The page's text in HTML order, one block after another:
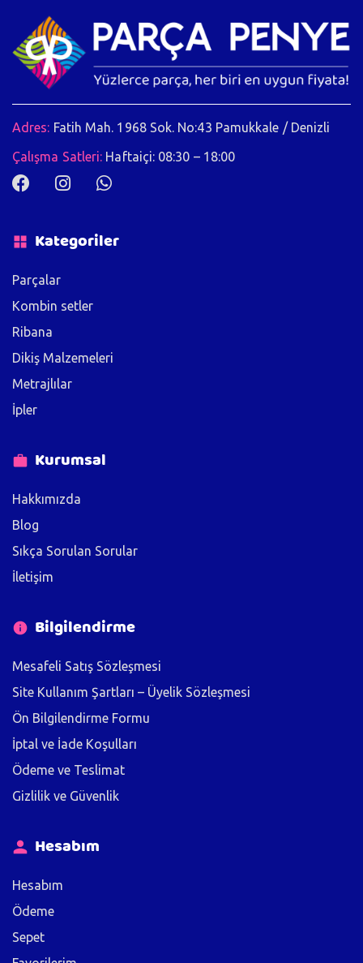
Adres: Fatih Mah. 1968 Sok. No:43 Pamukkale / Denizli
Çalışma Satleri: Haftaiçi: 08:30 – 18:00
Kategoriler
Parçalar
Kombin setler
Ribana
Dikiş Malzemeleri
Metrajlılar
İpler
Kurumsal
Hakkımızda
Blog
Sıkça Sorulan Sorular
İletişim
Bilgilendirme
Mesafeli Satış Sözleşmesi
Site Kullanım Şartları – Üyelik Sözleşmesi
Ön Bilgilendirme Formu
İptal ve İade Koşulları
Ödeme ve Teslimat
Gizlilik ve Güvenlik
Hesabım
Hesabım
Ödeme
Sepet